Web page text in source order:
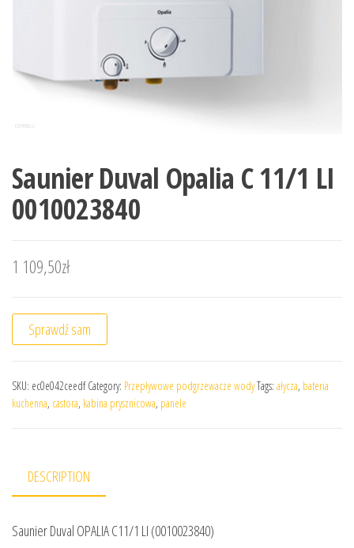
Saunier Duval Opalia C 11/1 LI
0010023840
1 109,50zł
Sprawdź sam
SKU: ec0e042ceedf Category: Przepływowe podgrzewacze wodyTags: ałycza, bateria
kuchenna, castora, kabina prysznicowa, panele
DESCRIPTION
Saunier Duval OPALIA C11/1 LI (0010023840)